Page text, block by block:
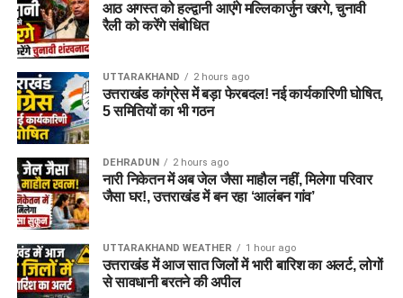
आठ अगस्त को हल्द्वानी आएंगे मल्लिकार्जुन खरगे, चुनावी
रैली को करेंगे संबोधित
UTTARAKHAND 2 hours ago
उत्तराखंड कांग्रेस में बड़ा फेरबदल! नई कार्यकारिणी घोषित,
5 समितियों का भी गठन
DEHRADUN 2 hours ago
नारी निकेतन में अब जेल जैसा माहौल नहीं, मिलेगा परिवार
जैसा घर!, उत्तराखंड में बन रहा ‘आलंबन गांव’
UTTARAKHAND WEATHER 1 hour ago
उत्तराखंड में आज सात जिलों में भारी बारिश का अलर्ट, लोगों
से सावधानी बरतने की अपील